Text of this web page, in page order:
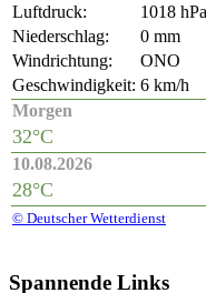
Luftdruck:
1018 hPa
Niederschlag:
0 mm
Windrichtung:
ONO
Geschwindigkeit: 6 km/h
Morgen
32°C
10.08.2026
28°C
© Deutscher Wetterdienst
Spannende Links